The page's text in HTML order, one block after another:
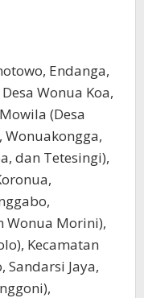
Endanga,
Wonua Koa,
(Desa
dan Tetesingi),
Wonua Morini),
Kecamatan
Sandarsi Jaya,